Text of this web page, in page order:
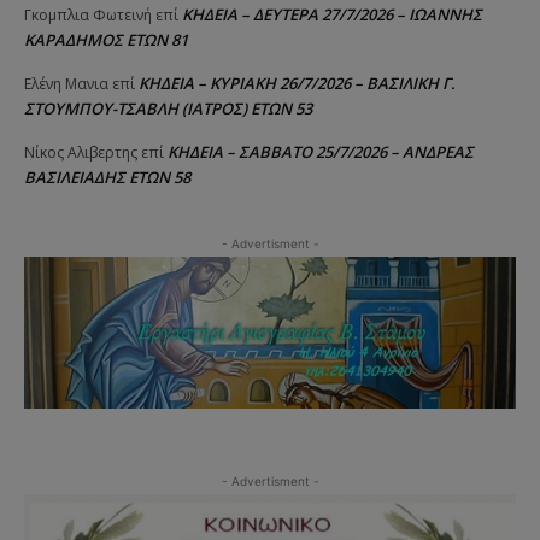
Γκομπλια Φωτεινή επί ΚΗΔΕΙΑ – ΔΕΥΤΕΡΑ 27/7/2026 – ΙΩΑΝΝΗΣ
ΚΑΡΑΔΗΜΟΣ ΕΤΩΝ 81
Ελένη Μανια επί ΚΗΔΕΙΑ – ΚΥΡΙΑΚΗ 26/7/2026 – ΒΑΣΙΛΙΚΗ Γ.
ΣΤΟΥΜΠΟΥ-ΤΣΑΒΛΗ (ΙΑΤΡΟΣ) ΕΤΩΝ 53
Νίκος Αλιβερτης επί ΚΗΔΕΙΑ – ΣΑΒΒΑΤΟ 25/7/2026 – ΑΝΔΡΕΑΣ
ΒΑΣΙΛΕΙΑΔΗΣ ΕΤΩΝ 58
- Advertisment -
- Advertisment -